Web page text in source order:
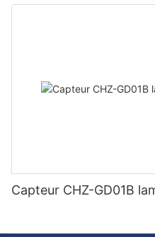
Capteur CHZ-GD01B